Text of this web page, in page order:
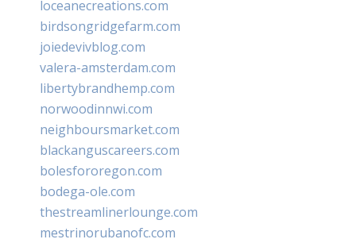
loceanecreations.com
birdsongridgefarm.com
joiedevivblog.com
valera-amsterdam.com
libertybrandhemp.com
norwoodinnwi.com
neighboursmarket.com
blackanguscareers.com
bolesfororegon.com
bodega-ole.com
thestreamlinerlounge.com
mestrinorubanofc.com